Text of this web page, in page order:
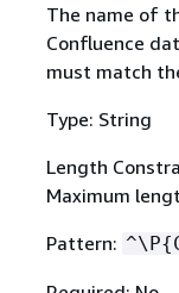
The name of
Confluence
must match
Type: String
Length
Maximum
Pattern: ^\P{